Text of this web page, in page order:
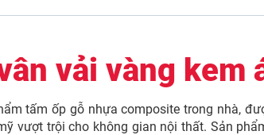
vải vàng kem
tấm ốp gỗ nhựa composite trong nhà,
vượt trội cho không gian nội thất. Sản